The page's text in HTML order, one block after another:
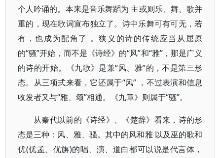
个人吟诵的。本来是音乐舞蹈为 主或则乐、舞、歌并
重的，现在歌词宣布独立了。诗中乐舞可有可无，若
有，也成为配角了 。狭义的诗的传统应当从屈原
的“骚”开始，而不是《诗经》的“风”和“雅”，那是广义
的诗的开始。《九歌》是兼“风、雅”的，不是第三形
态。从三项式来看，它还属于“风” ，不过表演和信息
收发者又与“雅、颂”相通。《九章》则属于“骚”。
从秦代以前的《诗经》、《楚辞》看来，诗的形
态是三种：风、雅、骚。其中的风和雅 以及巫的歌和
优(优孟、优旃)的唱、演、道白都可以说是代言体，